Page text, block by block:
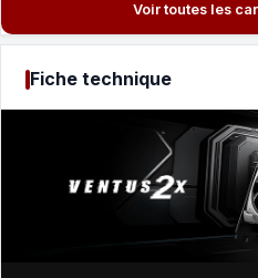
Voir toutes les
Fiche technique